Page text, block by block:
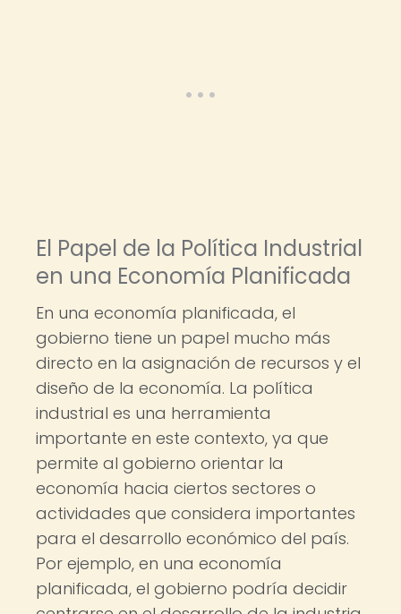
El Papel de la Política Industrial
en una Economía Planificada
En una economía planificada, el
gobierno tiene un papel mucho más
directo en la asignación de recursos y el
diseño de la economía. La política
industrial es una herramienta
importante en este contexto, ya que
permite al gobierno orientar la
economía hacia ciertos sectores o
actividades que considera importantes
para el desarrollo económico del país.
Por ejemplo, en una economía
planificada, el gobierno podría decidir